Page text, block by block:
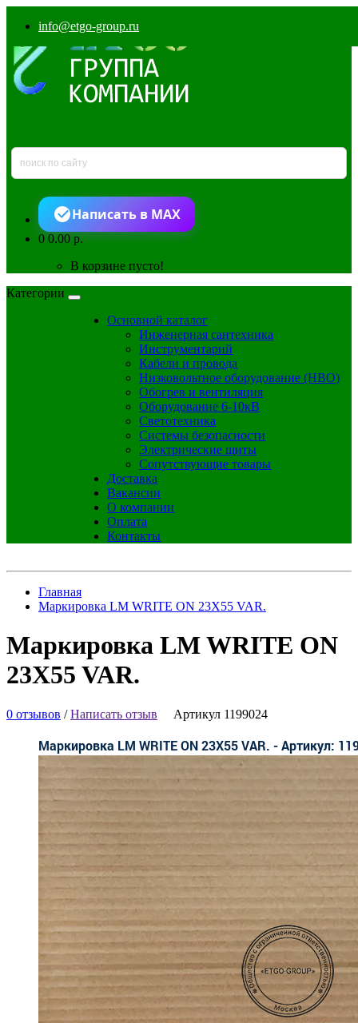
info@etgo-group.ru
Написать в MAX
00.00 р.
В корзине пусто!
Категории
Основной каталог
Инженерная сантехника
Инструментарий
Кабели и провода
Низковольтное оборудование (НВО)
Обогрев и вентиляция
Оборудование 6-10кВ
Светотехника
Системы безопасности
Электрические щиты
Сопутствующие товары
Доставка
Вакансии
О компании
Оплата
Контакты
Главная
Маркировка LM WRITE ON 23X55 VAR.
Маркировка LM WRITE ON
23X55 VAR.
0 отзывов /Написать отзыв Артикул 1199024